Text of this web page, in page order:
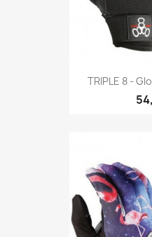
TRIPLE 8 -